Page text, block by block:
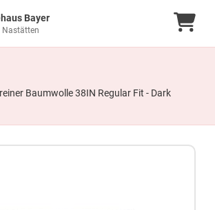
Bayer
Nastätten
Baumwolle 38IN Regular Fit - Dark